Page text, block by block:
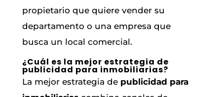
propietario que quiere vender su
departamento o una empresa que
busca un local comercial.
¿Cuál es la mejor estrategia de
publicidad para inmobiliarias?
La mejor estrategia de publicidad para